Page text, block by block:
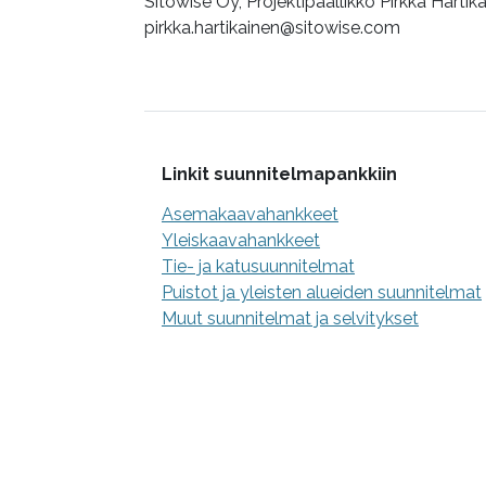
pirkka.hartikainen@sitowise.com
Lisätietoa
Linkit suunnitelmapankkiin
Asemakaavahankkeet
Yleiskaavahankkeet
Tie- ja katusuunnitelmat
Puistot ja yleisten alueiden suunnitelmat
Muut suunnitelmat ja selvitykset